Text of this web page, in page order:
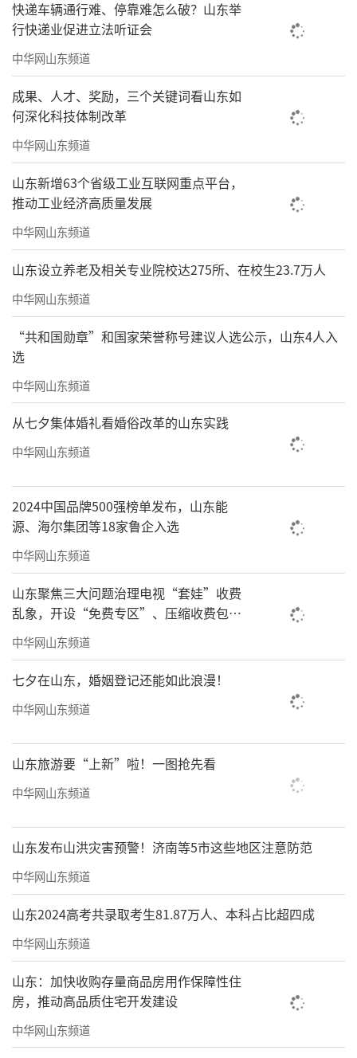
快递车辆通行难、停靠难怎么破？山东举
行快递业促进立法听证会
中华网山东频道
成果、人才、奖励，三个关键词看山东如
何深化科技体制改革
中华网山东频道
山东新增63个省级工业互联网重点平台，
推动工业经济高质量发展
中华网山东频道
山东设立养老及相关专业院校达275所、在校生23.7万人
中华网山东频道
“共和国勋章”和国家荣誉称号建议人选公示，山东4人入
选
中华网山东频道
从七夕集体婚礼看婚俗改革的山东实践
中华网山东频道
2024中国品牌500强榜单发布，山东能
源、海尔集团等18家鲁企入选
中华网山东频道
山东聚焦三大问题治理电视“套娃”收费
乱象，开设“免费专区”、压缩收费包比
例70%以上
中华网山东频道
七夕在山东，婚姻登记还能如此浪漫！
中华网山东频道
山东旅游要“上新”啦！一图抢先看
中华网山东频道
山东发布山洪灾害预警！济南等5市这些地区注意防范
中华网山东频道
山东2024高考共录取考生81.87万人、本科占比超四成
中华网山东频道
山东：加快收购存量商品房用作保障性住
房，推动高品质住宅开发建设
中华网山东频道